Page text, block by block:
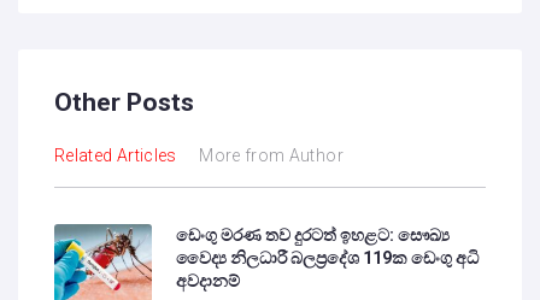
Other Posts
Related Articles More from Author
ඩෙංගු මරණ තව දුරටත් ඉහළට: සෞඛ්‍ය
වෛද්‍ය නිලධාරී බලප්‍රදේශ 119ක ඩෙංගු අධි
අවදානම්